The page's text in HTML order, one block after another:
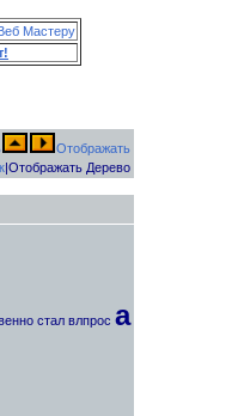
Мастеру
Отображать
|Отображать Дерево
стал влпрос а